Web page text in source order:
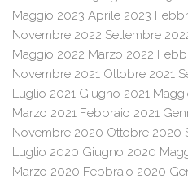
Maggio 2023 Aprile 2023
Novembre 2022 Settembre
Maggio 2022 Marzo 2022
Novembre 2021 Ottobre 2021
Luglio 2021 Giugno 2021
Marzo 2021 Febbraio 2021
Novembre 2020 Ottobre 2020
Luglio 2020 Giugno 2020
Marzo 2020 Febbraio 2020